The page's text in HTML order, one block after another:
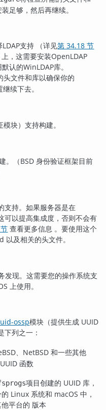
足够，然后再继续。
LDAP支持 （详见第 34.18 节
，这需要安装OpenLDAP
认的WinLDAP库。
头文件和库以确保你的
续下去。
模块）支持构建。
。（BSD 身份验证框架目前
支持。如果服务器是在
可以提高集成度，否则不会有
查看更多信息 。要使用这个
以及相关的头文件。
发现。这需要您的操作系统支
上使用。
ossp模块（提供生成 UUID
下列之一：
、NetBSD 和一些其他
函数
项目创建的 UUID 库，
Linux 系统和 macOS 中，
平台的 版本